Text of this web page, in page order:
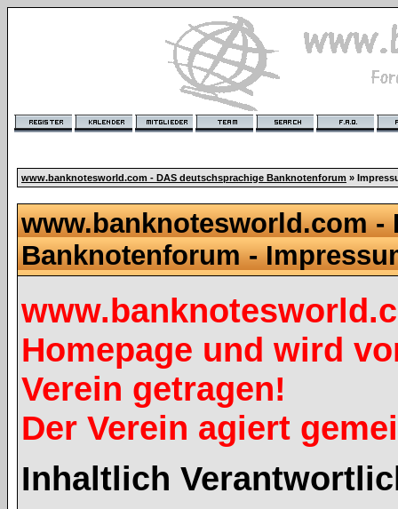
www.banknotesworld.com - DAS deutschsprachige Banknotenforum »
www.banknotesworld.com -
Banknotenforum -
Homepage und wird
Verein getragen!
Der Verein agiert
Inhaltlich